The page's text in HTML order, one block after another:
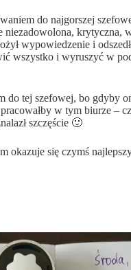
do najgorszej
krytyczna,
wypowiedzenie i
wszystko i wyruszyć w
tej szefowej, bo gdyby
w tym biurze –
szczęście 🙂
się czymś